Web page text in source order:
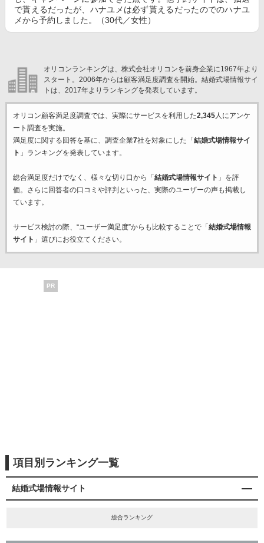
で貰えるだったが、ハナユメは必ず貰えるだったのでのハナユ
メから予約しました。（30代／女性）
オリコンランキングは、株式会社オリコンを前身企業に1967年より
スタート。2006年からは顧客満足度調査を開始。結婚式場情報サイ
トは、2017年よりランキングを発表しています。
オリコン顧客満足度調査では、実際にサービスを利用した2,345人にアンケ
ート調査を実施。
満足度に関する回答を基に、調査企業7社を対象にした「 結婚式場情報サイ
ト 」ランキングを発表しています。
総合満足度だけでなく、様々な切り口から「 結婚式場情報サイト 」を評
価。さらに回答者の口コミや評判といった、実際のユーザーの声も掲載し
ています。
サービス検討の際、“ユーザー満足度”からも比較することで「 結婚式場情報
サイト 」選びにお役立てください。
PR
項目別ランキング一覧
結婚式場情報サイト
総合ランキング